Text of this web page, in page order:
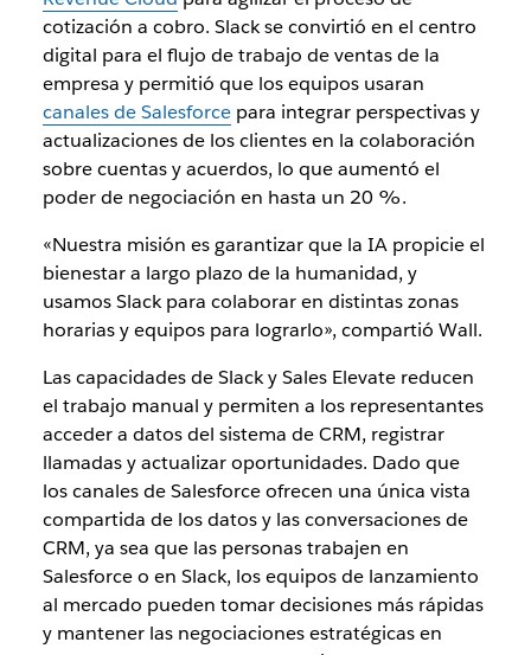
cotización a cobro. Slack se convirtió en el centro
digital para el flujo de trabajo de ventas de la
empresa y permitió que los equipos usaran
canales de Salesforcepara integrar perspectivas y
actualizaciones de los clientes en la colaboración
sobre cuentas y acuerdos, lo que aumentó el
poder de negociación en hasta un 20 %.
«Nuestra misión es garantizar que la IA propicie el
bienestar a largo plazo de la humanidad, y
usamos Slack para colaborar en distintas zonas
horarias y equipos para lograrlo», compartió Wall.
Las capacidades de Slack y Sales Elevate reducen
el trabajo manual y permiten a los representantes
acceder a datos del sistema de CRM, registrar
llamadas y actualizar oportunidades. Dado que
los canales de Salesforce ofrecen una única vista
compartida de los datos y las conversaciones de
CRM, ya sea que las personas trabajen en
Salesforce o en Slack, los equipos de lanzamiento
al mercado pueden tomar decisiones más rápidas
y mantener las negociaciones estratégicas en